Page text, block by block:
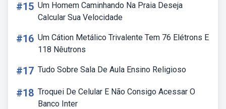
#15 Um Homem Caminhando Na Praia Deseja
Calcular Sua Velocidade
#16 Um Cátion Metálico Trivalente Tem 76 Elétrons E
118 Nêutrons
#17 Tudo Sobre Sala De Aula Ensino Religioso
#18 Troquei De Celular E Não Consigo Acessar O
Banco Inter